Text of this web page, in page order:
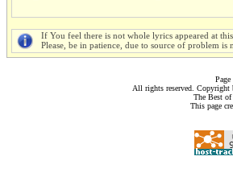
If You feel there is not whole lyrics appeared at
Please, be in patience, due to source of problem
All rights reserved.
The Best
This page